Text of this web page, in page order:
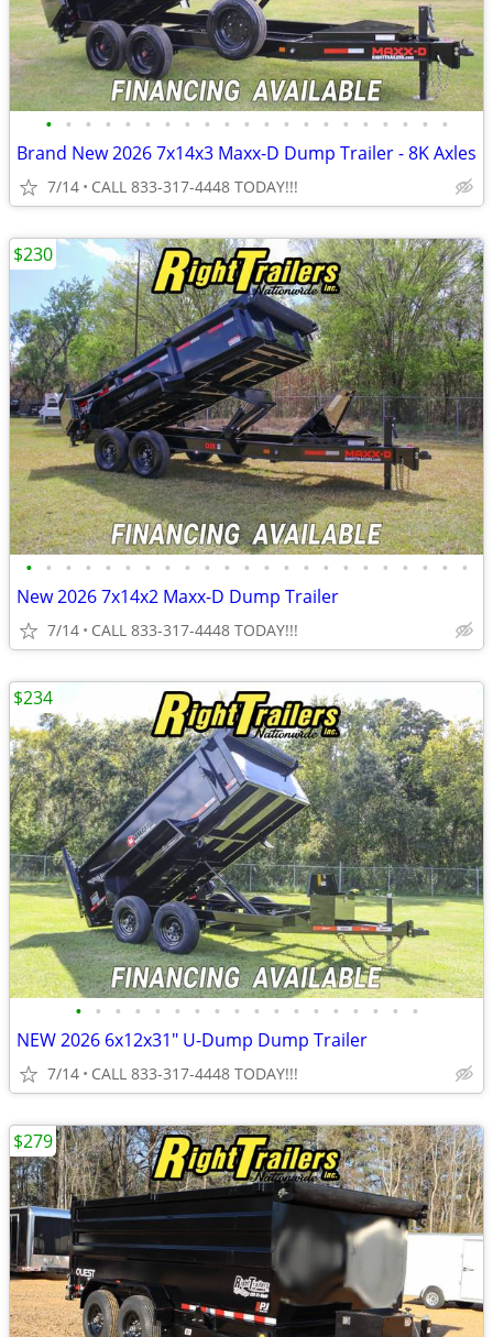
• • • • • • • • • • • • • • • • • • • • •
Brand New 2026 7x14x3 Maxx-D Dump Trailer - 8K Axles
7/14 CALL 833-317-4448 TODAY!!!
• • • • • • • • • • • • • • • • • • • • • • •
New 2026 7x14x2 Maxx-D Dump Trailer
7/14 CALL 833-317-4448 TODAY!!!
$230
• • • • • • • • • • • • • • • • • •
NEW 2026 6x12x31" U-Dump Dump Trailer
7/14 CALL 833-317-4448 TODAY!!!
$234
$279